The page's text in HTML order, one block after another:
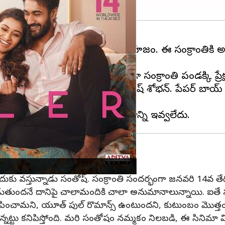
థియేటర్ల కొరత ఏర్పడటం సహజం. ఈ సంక్రాంతికి
తెగింపు చిత్రాలు కూడా సంక్రాంతి పండక్కి
తీసుకొస్తున్నాడు హీరో సంతోష్ శోభన్. పేపర్ బాయ్
విజయాన్ని అందుకున్నాడు.
వస్తున్నాడు సంతోష్. సంక్రాంతి సందర్భంగా జనవరి 14వ
దానిపై చాలామందికి చాలా అనుమానాలున్నాయి.
యూత్ పుల్ రొమాన్స్ ఉంటుందని, కుటుంబం మొత్తం
కనిపిస్తోంది. మరి సంతోషం నమ్మకం నిలబడి, ఈ సినిమా